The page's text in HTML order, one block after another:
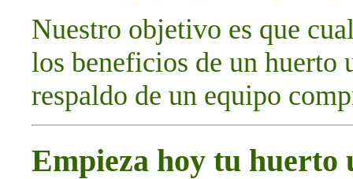
Nuestro objetivo es que
los beneficios de un huerto
respaldo de un equipo
Empieza hoy tu huerto